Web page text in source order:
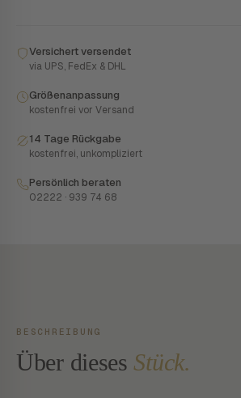
Versichert versendet
via UPS, FedEx & DHL
Größenanpassung
kostenfrei vor Versand
14 Tage Rückgabe
kostenfrei, unkompliziert
Persönlich beraten
02222 · 939 74 68
BESCHREIBUNG
Über dieses Stück.